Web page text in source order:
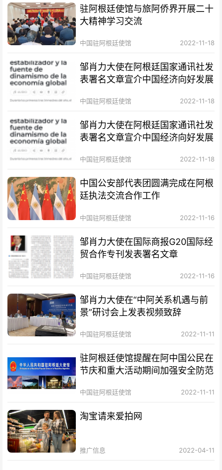
驻阿根廷使馆与旅阿侨界开展二十
大精神学习交流
中国驻阿根廷使馆 2022-11-18
邹肖力大使在阿根廷国家通讯社发
表署名文章宣介中国经济向好发展
中国驻阿根廷使馆 2022-11-18
邹肖力大使在阿根廷国家通讯社发
表署名文章宣介中国经济向好发展
中国驻阿根廷使馆 2022-11-18
中国公安部代表团圆满完成在阿根
廷执法交流合作工作
中国驻阿根廷使馆 2022-11-16
邹肖力大使在国际商报G20国际经
贸合作专刊发表署名文章
中国驻阿根廷使馆 2022-11-16
邹肖力大使在“中阿关系机遇与前
景”研讨会上发表视频致辞
中国驻阿根廷使馆 2022-11-11
驻阿根廷使馆提醒在阿中国公民在
节庆和重大活动期间加强安全防范
中国驻阿根廷使馆 2022-11-11
淘宝请来爱拍网
推广信息 2022-04-11